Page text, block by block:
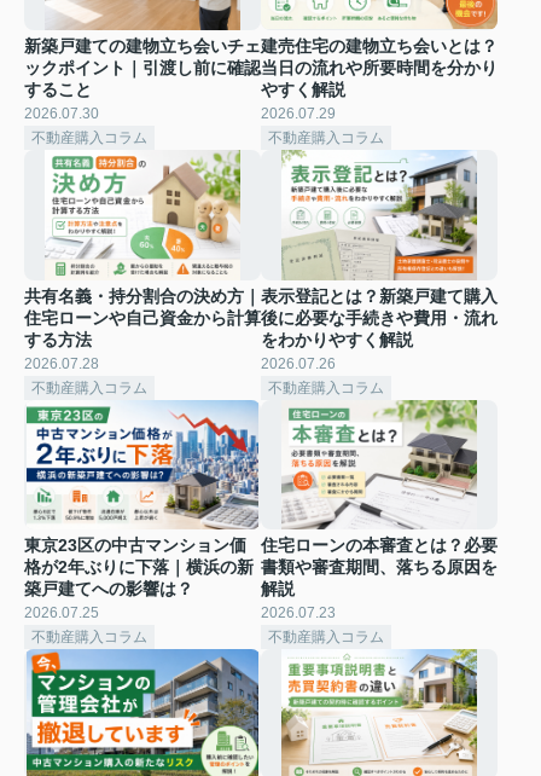
新築戸建ての建物立ち会いチェ
ックポイント｜引渡し前に確認
すること
2026.07.30
不動産購入コラム
建売住宅の建物立ち会いとは？
当日の流れや所要時間を分かり
やすく解説
2026.07.29
不動産購入コラム
共有名義・持分割合の決め方｜
住宅ローンや自己資金から計算
する方法
2026.07.28
不動産購入コラム
表示登記とは？新築戸建て購入
後に必要な手続きや費用・流れ
をわかりやすく解説
2026.07.26
不動産購入コラム
東京23区の中古マンション価
格が2年ぶりに下落｜横浜の新
築戸建てへの影響は？
2026.07.25
不動産購入コラム
住宅ローンの本審査とは？必要
書類や審査期間、落ちる原因を
解説
2026.07.23
不動産購入コラム